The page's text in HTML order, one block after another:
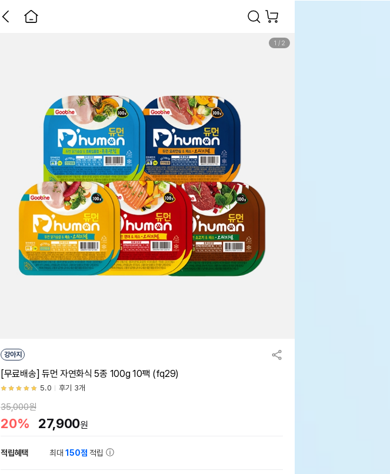
1 / 2
강아지
[무료배송] 듀먼 자연화식 5종 100g 10팩 (fq29)
5.0 후기 3개
35,000원
20% 27,900원
적립혜택 최대150점 적립